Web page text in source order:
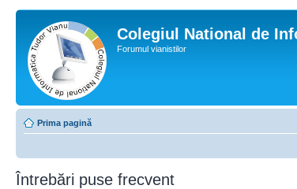
Colegiul National de
Forumul vianistilor
Prima pagină
Întrebări puse frecvent